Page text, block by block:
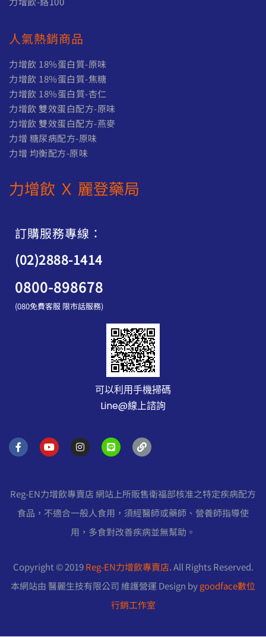
人氣熱銷商品
力增飲 18%蛋白質-原味
力增飲 18%蛋白質-焦糖
力增飲 18%蛋白質-杏仁
力增飲 雙效蛋白配方-原味
力增飲 雙效蛋白配方-燕麥
力增 糖尿病配方-原味
力增 均衡配方-原味
力增飲 Ｘ 麗登藥局
訂購服務專線：
(02)2888-1414
0800-898678
(080免費客服 限市話服務)
可以利用手機掃碼
Line@線上諮詢
F
a
c
o
o
k
-
Y
o
u
b
e
I
n
s
g
r
a
m
L
i
n
L
i
n
Reg-EN力增飲專賣店 網站上所販售衛福部核准之特定疾病配方
食品，不適合一般人食用，須經醫師或藥師、營養師指導使
用，多食對改善疾病並無幫助。
Copyright © 2019Reg-EN力增飲專賣店. All Rights Reserved.
本網站由 醫麗生技有限公司 維護營運 Design bygoodface數位
行銷工作室